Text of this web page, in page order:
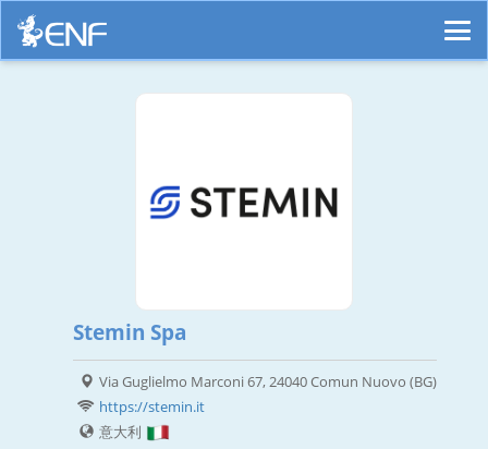
Stemin Spa
Via Guglielmo Marconi 67, 24040 Comun Nuovo (BG)
https://stemin.it
意大利